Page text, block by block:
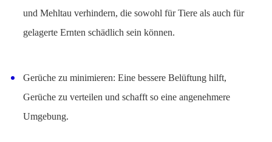
und Mehltau verhindern, die sowohl für Tiere als auch für
gelagerte Ernten schädlich sein können.
Gerüche zu minimieren: Eine bessere Belüftung hilft,
Gerüche zu verteilen und schafft so eine angenehmere
Umgebung.